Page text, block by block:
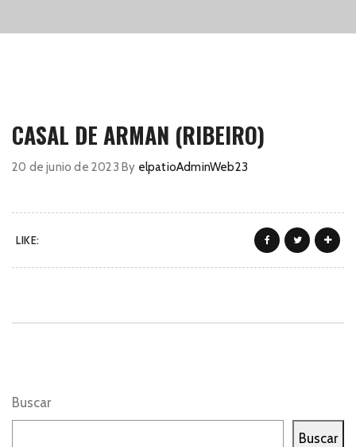
CASAL DE ARMAN (RIBEIRO)
20 de junio de 2023 By elpatioAdminWeb23
LIKE:
Buscar
Buscar